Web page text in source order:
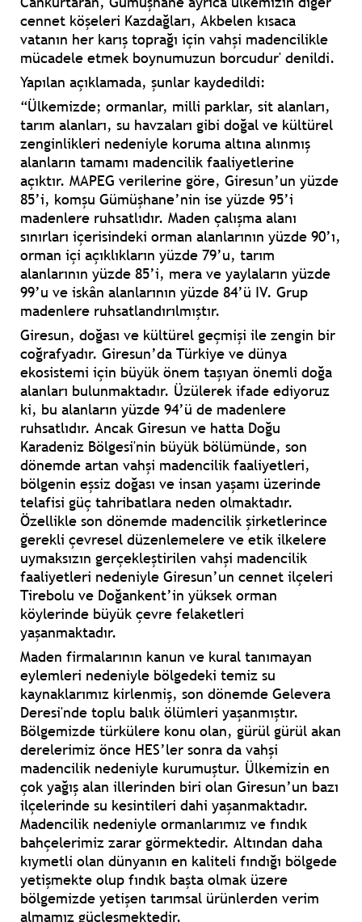
cennet köşeleri Kazdağları, Akbelen kısaca
vatanın her karış toprağı için vahşi madencilikle
mücadele etmek boynumuzun borcudur' denildi.
Yapılan açıklamada, şunlar kaydedildi:
“Ülkemizde; ormanlar, milli parklar, sit alanları,
tarım alanları, su havzaları gibi doğal ve kültürel
zenginlikleri nedeniyle koruma altına alınmış
alanların tamamı madencilik faaliyetlerine
açıktır. MAPEG verilerine göre, Giresun’un yüzde
85’i, komşu Gümüşhane’nin ise yüzde 95’i
madenlere ruhsatlıdır. Maden çalışma alanı
sınırları içerisindeki orman alanlarının yüzde 90’ı,
orman içi açıklıkların yüzde 79’u, tarım
alanlarının yüzde 85’i, mera ve yaylaların yüzde
99’u ve iskân alanlarının yüzde 84’ü IV. Grup
madenlere ruhsatlandırılmıştır.
Giresun, doğası ve kültürel geçmişi ile zengin bir
coğrafyadır. Giresun’da Türkiye ve dünya
ekosistemi için büyük önem taşıyan önemli doğa
alanları bulunmaktadır. Üzülerek ifade ediyoruz
ki, bu alanların yüzde 94’ü de madenlere
ruhsatlıdır. Ancak Giresun ve hatta Doğu
Karadeniz Bölgesi'nin büyük bölümünde, son
dönemde artan vahşi madencilik faaliyetleri,
bölgenin eşsiz doğası ve insan yaşamı üzerinde
telafisi güç tahribatlara neden olmaktadır.
Özellikle son dönemde madencilik şirketlerince
gerekli çevresel düzenlemelere ve etik ilkelere
uymaksızın gerçekleştirilen vahşi madencilik
faaliyetleri nedeniyle Giresun’un cennet ilçeleri
Tirebolu ve Doğankent’in yüksek orman
köylerinde büyük çevre felaketleri
yaşanmaktadır.
Maden firmalarının kanun ve kural tanımayan
eylemleri nedeniyle bölgedeki temiz su
kaynaklarımız kirlenmiş, son dönemde Gelevera
Deresi'nde toplu balık ölümleri yaşanmıştır.
Bölgemizde türkülere konu olan, gürül gürül akan
derelerimiz önce HES’ler sonra da vahşi
madencilik nedeniyle kurumuştur. Ülkemizin en
çok yağış alan illerinden biri olan Giresun’un bazı
ilçelerinde su kesintileri dahi yaşanmaktadır.
Madencilik nedeniyle ormanlarımız ve fındık
bahçelerimiz zarar görmektedir. Altından daha
kıymetli olan dünyanın en kaliteli fındığı bölgede
yetişmekte olup fındık başta olmak üzere
bölgemizde yetişen tarımsal ürünlerden verim
almamız güçleşmektedir.